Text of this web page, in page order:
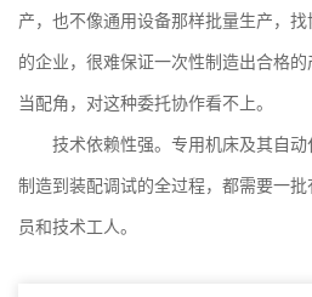
产，也不像通用设备那样批量生产，
的企业，很难保证一次性制造出合格
当配角，对这种委托协作看不上。
技术依赖性强。专用机床及其自
制造到装配调试的全过程，都需要一
员和技术工人。